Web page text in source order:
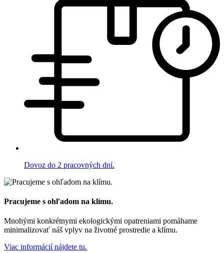
Dovoz do 2 pracovných dní.
Pracujeme s ohľadom na klímu.
Mnohými konkrétnymi ekologickými opatreniami pomáhame
minimalizovať náš vplyv na životné prostredie a klímu.
Viac informácií nájdete tu.